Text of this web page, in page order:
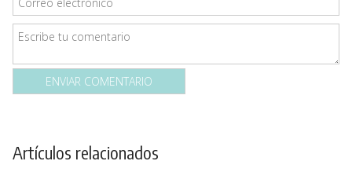
Artículos relacionados